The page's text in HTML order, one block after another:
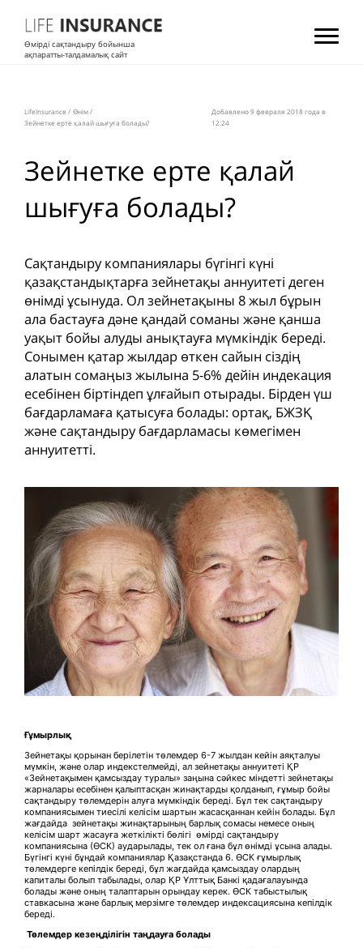
Өмірді сақтандыру бойынша
ақпаратты-талдамалық сайт
LifeInsurance / Өнім/
Зейнетке ерте қалай шығуға болады?
Добавлено 9 февраля 2018 года в
12:24
Зейнетке ерте қалай
шығуға болады?
Сақтандыру компаниялары бүгінгі күні
қазақстандықтарға зейнетақы аннуитеті деген
өнімді ұсынуда. Ол зейнетақыны 8 жыл бұрын
ала бастауға дәне қандай соманы және қанша
уақыт бойы алуды анықтауға мүмкіндік береді.
Сонымен қатар жылдар өткен сайын сіздің
алатын сомаңыз жылына 5-6% дейін индекация
есебінен біртіндеп ұлғайып отырады. Бірден үш
бағдарламаға қатысуға болады: ортақ, БЖЗҚ
және сақтандыру бағдарламасы көмегімен
аннуитетті.
Ғұмырлық
Зейнетақы қорынан берілетін төлемдер 6-7 жылдан кейін аяқталуы
мүмкін, және олар индекстелмейді, ал зейнетақы аннуитеті ҚР
«Зейнетақымен қамсыздау туралы» заңына сәйкес міндетті зейнетақы
жарналары есебінен қалыптасқан жинақтарды қолданып, ғұмыр бойы
сақтандыру төлемдерін алуға мүмкіндік береді. Бұл тек сақтандыру
компаниясымен тиесілі келісім шартын жасасқаннан кейін болады. Бұл
жағдайда зейнетақы жинақтарының барлық сомасы немесе оның
келісім шарт жасауға жеткілікті бөлігі өмірді сақтандыру
компаниясына (ӨСК) аударылады, тек ол ғана бұл өнімді ұсына алады.
Бүгінгі күні бұндай компаниялар Қазақстанда 6. ӨСК ғұмырлық
төлемдерге кепілдік береді, бұл жағдайда қамсыздау олардың
капиталы болып табылады, олар ҚР Ұлттық Банкі қадағалауында
болады және оның талаптарын орындау керек. ӨСК табыстылық
ставкасына және барлық мерзімге төлемдер индексациясына кепілдік
береді.
Төлемдер кезеңділігін таңдауға болады